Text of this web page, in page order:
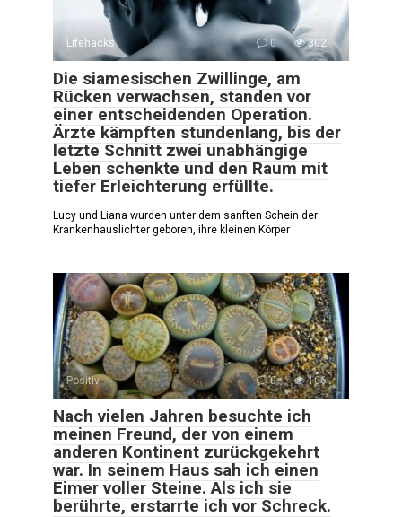
Lifehacks 0 302
Die siamesischen Zwillinge, am
Rücken verwachsen, standen vor
einer entscheidenden Operation.
Ärzte kämpften stundenlang, bis der
letzte Schnitt zwei unabhängige
Leben schenkte und den Raum mit
tiefer Erleichterung erfüllte.
Lucy und Liana wurden unter dem sanften Schein der
Krankenhauslichter geboren, ihre kleinen Körper
Positiv 0 106
Nach vielen Jahren besuchte ich
meinen Freund, der von einem
anderen Kontinent zurückgekehrt
war. In seinem Haus sah ich einen
Eimer voller Steine. Als ich sie
berührte, erstarrte ich vor Schreck.